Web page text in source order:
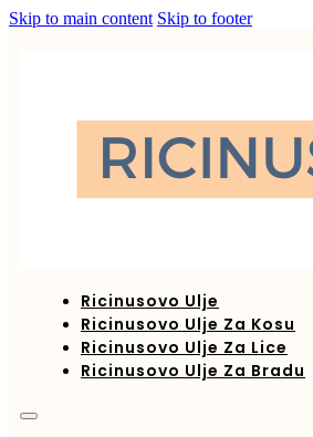
Skip to main content Skip to footer
Ricinusovo Ulje
Ricinusovo Ulje Za Kosu
Ricinusovo Ulje Za Lice
Ricinusovo Ulje Za Bradu